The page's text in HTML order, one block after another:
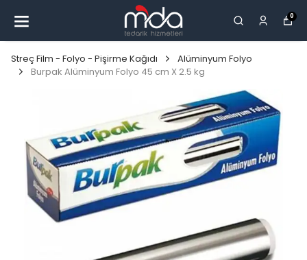
0
Streç Film - Folyo - Pişirme Kağıdı
Alüminyum Folyo
Burpak Alüminyum Folyo 45 cm X 2.5 kg